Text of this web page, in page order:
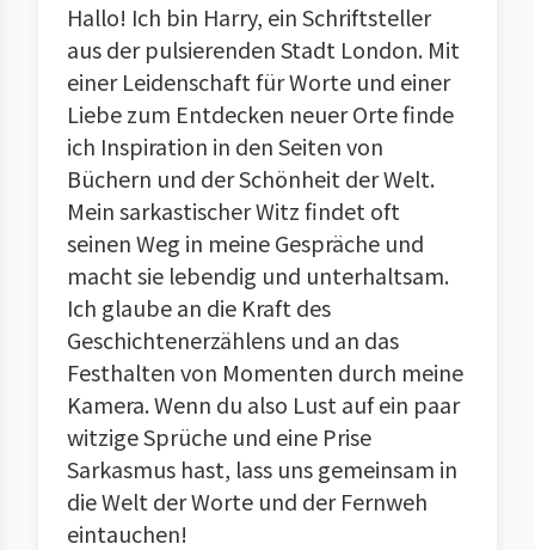
Hallo! Ich bin Harry, ein Schriftsteller
aus der pulsierenden Stadt London. Mit
einer Leidenschaft für Worte und einer
Liebe zum Entdecken neuer Orte finde
ich Inspiration in den Seiten von
Büchern und der Schönheit der Welt.
Mein sarkastischer Witz findet oft
seinen Weg in meine Gespräche und
macht sie lebendig und unterhaltsam.
Ich glaube an die Kraft des
Geschichtenerzählens und an das
Festhalten von Momenten durch meine
Kamera. Wenn du also Lust auf ein paar
witzige Sprüche und eine Prise
Sarkasmus hast, lass uns gemeinsam in
die Welt der Worte und der Fernweh
eintauchen!